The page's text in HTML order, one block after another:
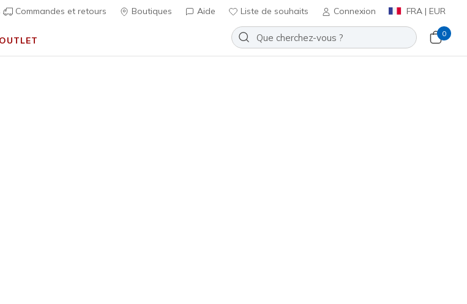
Commandes et retours Boutiques Aide Liste de souhaits Connexion FRA | EUR
OUTLET
0